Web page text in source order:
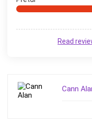
Read
Cann